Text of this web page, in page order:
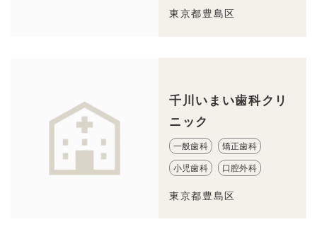
東京都豊島区
千川いまい歯科クリ
ニック
一般歯科 矯正歯科
小児歯科 口腔外科
東京都豊島区